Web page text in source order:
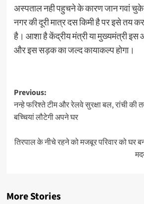
अस्पताल नही पहुचने के कारण जान गवां
नगर की दूरी मात्र दस किमी है पर इसे तय
है। आशा है केंद्रीय मंत्री या मुख्यमंत्री इस
और इस सड़क का जल्द कायाकल्प होगा।
Post
navigation
Previous:
नन्हे फरिश्ते टीम और रेलवे सुरक्षा बल, रांची की
बच्चियां लौटेगी अपने घर
तिरपाल के नीचे रहने को मजबूर परिवार को घर
More Stories